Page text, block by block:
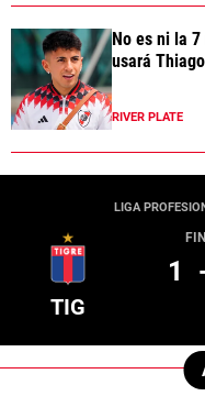
No es ni la
usará
RIVER PLATE
LIGA
TIG
1